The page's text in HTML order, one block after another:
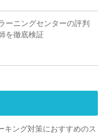
ーニングセンターの評判
を徹底検証
キング対策におすすめのス